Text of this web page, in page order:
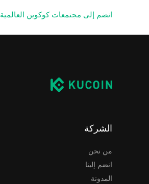
انضم إلى مجتمعات كوكوين العالمية
الشركة
من نحن
انضم إلينا
المدونة